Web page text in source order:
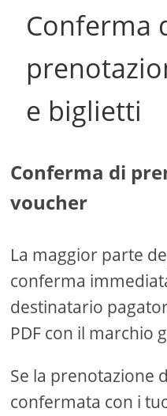
Conferma
e biglietti
Conferma di
voucher
La maggior parte
conferma
destinatario
PDF con il marchio
Se la prenotazione
confermata con i